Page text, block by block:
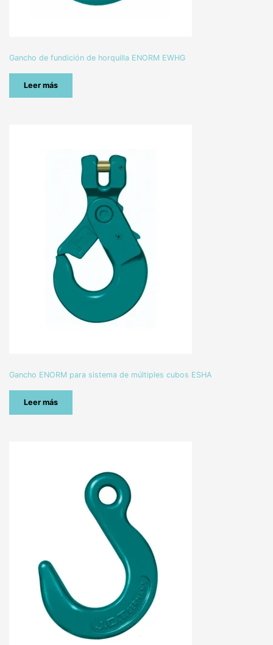
Gancho de fundición de horquilla ENORM EWHG
Leer más
Gancho ENORM para sistema de múltiples cubos ESHA
Leer más